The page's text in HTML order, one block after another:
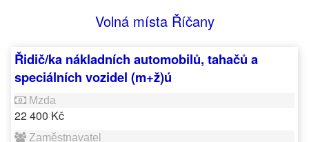
Volná místa Říčany
Řidič/ka nákladních automobilů, tahačů a
speciálních vozidel (m+ž)ú
22 400 Kč